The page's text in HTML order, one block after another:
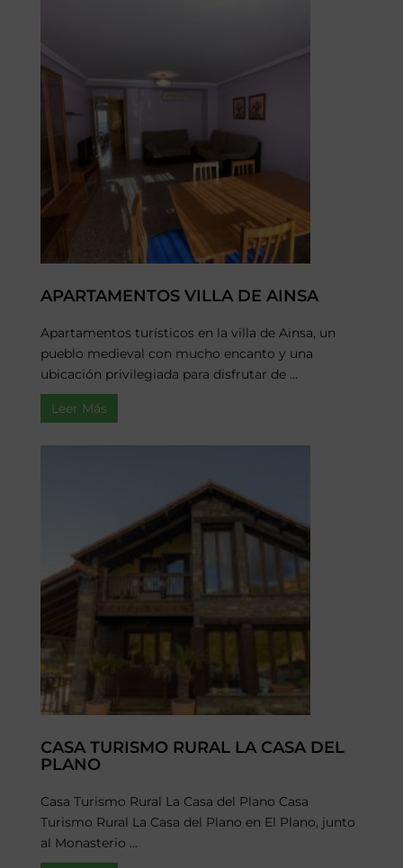
APARTAMENTOS VILLA DE AINSA
Apartamentos turísticos en la villa de Ainsa, un
pueblo medieval con mucho encanto y una
ubicación privilegiada para disfrutar de ...
Leer Más
CASA TURISMO RURAL LA CASA DEL
PLANO
Casa Turismo Rural La Casa del Plano Casa
Turismo Rural La Casa del Plano en El Plano, junto
al Monasterio ...